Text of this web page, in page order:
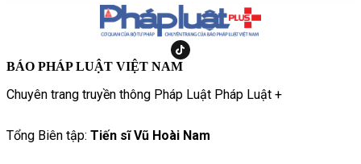
BÁO PHÁP LUẬT VIỆT NAM
Chuyên trang truyền thông Pháp Luật Pháp Luật +
Tổng Biên tập: Tiến sĩ Vũ Hoài Nam